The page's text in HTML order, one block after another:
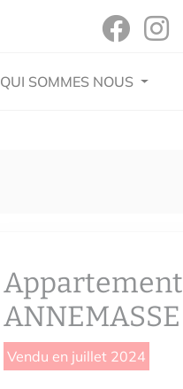
QUI SOMMES NOUS
ANNEMASSE
Vendu en juillet 2024